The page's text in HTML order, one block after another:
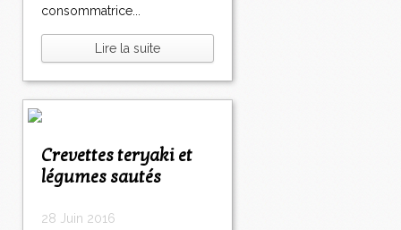
consommatrice...
Lire la suite
Crevettes teryaki et
légumes sautés
28 Juin 2016